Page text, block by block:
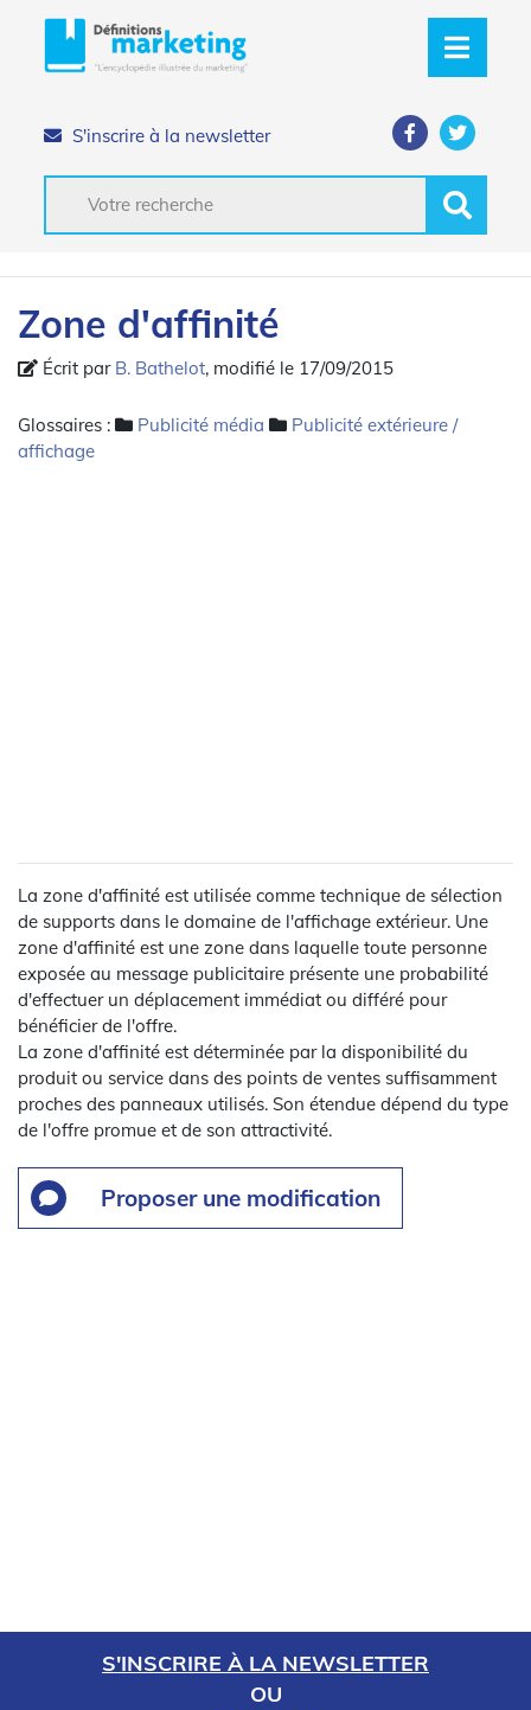
S'inscrire à la newsletter
Zone d'affinité
Écrit par B. Bathelot, modifié le 17/09/2015
Glossaires : Publicité média
Publicité extérieure /
affichage
La zone d'affinité est utilisée comme technique de sélection
de supports dans le domaine de l'affichage extérieur. Une
zone d'affinité est une zone dans laquelle toute personne
exposée au message publicitaire présente une probabilité
d'effectuer un déplacement immédiat ou différé pour
bénéficier de l'offre.
La zone d'affinité est déterminée par la disponibilité du
produit ou service dans des points de ventes suffisamment
proches des panneaux utilisés. Son étendue dépend du type
de l'offre promue et de son attractivité.
Proposer une modification
S'INSCRIRE À LA NEWSLETTER
OU